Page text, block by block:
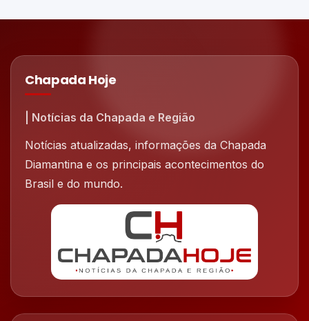
Chapada Hoje
| Notícias da Chapada e Região
Notícias atualizadas, informações da Chapada
Diamantina e os principais acontecimentos do
Brasil e do mundo.